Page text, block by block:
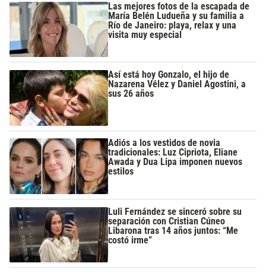
Las mejores fotos de la escapada de
María Belén Ludueña y su familia a
Río de Janeiro: playa, relax y una
visita muy especial
Así está hoy Gonzalo, el hijo de
Nazarena Vélez y Daniel Agostini, a
sus 26 años
Adiós a los vestidos de novia
tradicionales: Luz Cipriota, Eliane
Awada y Dua Lipa imponen nuevos
estilos
Luli Fernández se sinceró sobre su
separación con Cristian Cúneo
Libarona tras 14 años juntos: “Me
costó irme”